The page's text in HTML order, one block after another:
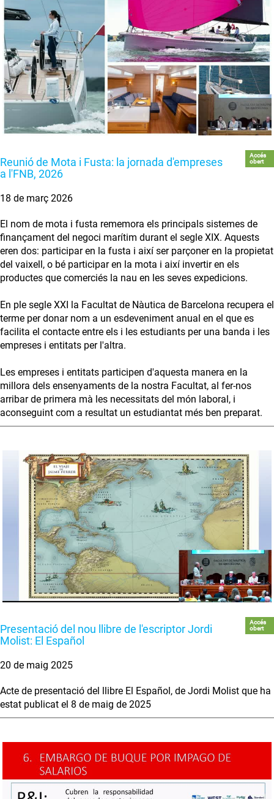
Reunió de Mota i Fusta: la jornada d'empreses
a l'FNB, 2026
Accés
obert
18 de març 2026
El nom de mota i fusta rememora els principals sistemes de
finançament del negoci marítim durant el segle XIX. Aquests
eren dos: participar en la fusta i així ser parçoner en la propietat
del vaixell, o bé participar en la mota i així invertir en els
productes que comerciés la nau en les seves expedicions.
En ple segle XXI la Facultat de Nàutica de Barcelona recupera el
terme per donar nom a un esdeveniment anual en el que es
facilita el contacte entre els i les estudiants per una banda i les
empreses i entitats per l'altra.
Les empreses i entitats participen d'aquesta manera en la
millora dels ensenyaments de la nostra Facultat, al fer-nos
arribar de primera mà les necessitats del món laboral, i
aconseguint com a resultat un estudiantat més ben preparat.
Presentació del nou llibre de l'escriptor Jordi
Molist: El Español
Accés
obert
20 de maig 2025
Acte de presentació del llibre El Español, de Jordi Molist que ha
estat publicat el 8 de maig de 2025